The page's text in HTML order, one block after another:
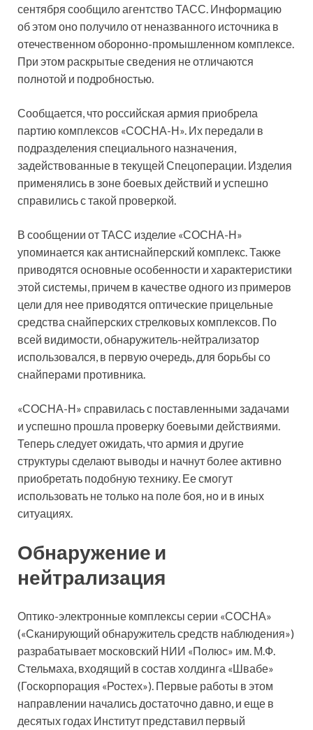
сентября сообщило агентство ТАСС. Информацию
об этом оно получило от неназванного источника в
отечественном оборонно-промышленном комплексе.
При этом раскрытые сведения не отличаются
полнотой и подробностью.
Сообщается, что российская армия приобрела
партию комплексов «СОСНА-Н». Их передали в
подразделения специального назначения,
задействованные в текущей Спецоперации. Изделия
применялись в зоне боевых действий и успешно
справились с такой проверкой.
В сообщении от ТАСС изделие «СОСНА-Н»
упоминается как антиснайперский комплекс. Также
приводятся основные особенности и характеристики
этой системы, причем в качестве одного из примеров
цели для нее приводятся оптические прицельные
средства снайперских стрелковых комплексов. По
всей видимости, обнаружитель-нейтрализатор
использовался, в первую очередь, для борьбы со
снайперами противника.
«СОСНА-Н» справилась с поставленными задачами
и успешно прошла проверку боевыми действиями.
Теперь следует ожидать, что армия и другие
структуры сделают выводы и начнут более активно
приобретать подобную технику. Ее смогут
использовать не только на поле боя, но и в иных
ситуациях.
Обнаружение и
нейтрализация
Оптико-электронные комплексы серии «СОСНА»
(«Сканирующий обнаружитель средств наблюдения»)
разрабатывает московский НИИ «Полюс» им. М.Ф.
Стельмаха, входящий в состав холдинга «Швабе»
(Госкорпорация «Ростех»). Первые работы в этом
направлении начались достаточно давно, и еще в
десятых годах Институт представил первый